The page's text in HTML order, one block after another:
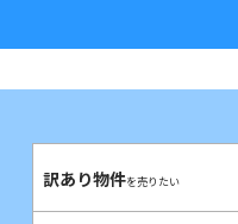
訳あり物件を売りたい